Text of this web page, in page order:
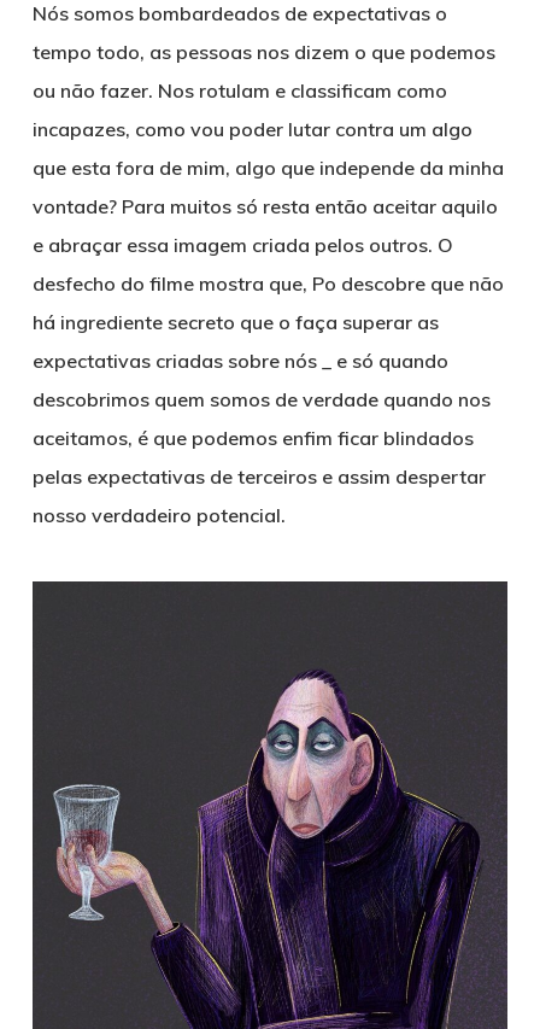
Nós somos bombardeados de expectativas o
tempo todo, as pessoas nos dizem o que podemos
ou não fazer. Nos rotulam e classificam como
incapazes, como vou poder lutar contra um algo
que esta fora de mim, algo que independe da minha
vontade? Para muitos só resta então aceitar aquilo
e abraçar essa imagem criada pelos outros. O
desfecho do filme mostra que, Po descobre que não
há ingrediente secreto que o faça superar as
expectativas criadas sobre nós _ e só quando
descobrimos quem somos de verdade quando nos
aceitamos, é que podemos enfim ficar blindados
pelas expectativas de terceiros e assim despertar
nosso verdadeiro potencial.